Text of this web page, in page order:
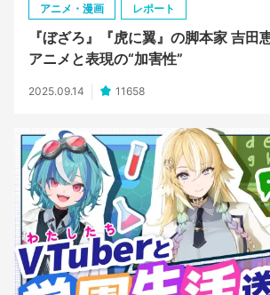
アニメ・漫画 レポート
『ぼざろ』『虎に翼』の脚本家 吉田
アニメと表現の“加害性”
2025.09.14 11658